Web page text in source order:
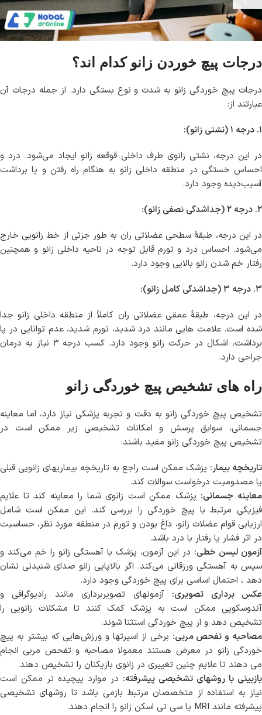
درجات پیچ خوردن زانو کدام اند؟
درجات پیچ خوردگی زانو به شدت و نوع بستگی دارد. از جمله درجات آن
عبارتند از:
۱. درجه ۱ (نشتی زانو):
در این درجه، نشتی زانوی طرف داخلی قوقعه زانو ایجاد می‌شود. درد و
احساس خستگی در منطقه داخلی زانو به هنگام راه رفتن و پا برداشت
آسیب‌دیده وجود دارد.
۲. درجه ۲ (جداشدگی نصفی زانو):
در این درجه، طبقهٔ سطحی عضلاتی ران به طور جزئی از خط زانویی خارج
می‌شود. احساس درد و تورم قابل توجه در ناحیه داخلی زانو و همچنین
رفتار خم شدن زانو بالایی وجود دارد.
۳. درجه ۳ (جداشدگی کامل زانو):
در این درجه، طبقهٔ عمقی عضلاتی ران کاملاً از منطقه داخلی زانو جدا
شده است. علامت هایی مانند درد شدید، تورم شدید، عدم توانایی در پا
برداشت، اشکال در حرکت زانو وجود دارد. کسب درجه ۳ نیاز به درمان
جراحی دارد.
راه های تشخیص پیچ خوردگی زانو
تشخیص پیچ خوردگی زانو به دقت و تجربه پزشکی نیاز دارد، اما معاینه
جسمانی، سوابق پرسش و امکانات تشخیصی زیر ممکن است در
تشخیص پیچ خوردگی زانو مفید باشند:
تاریخچه بیمار: پزشک ممکن است راجع به تاریخچه بیماریهای زانویی قبلی
یا مصدومیت درخواست سوالات کند.
معاینه جسمانی: پزشک ممکن است زانوی شما را معاینه کند تا علایم
فیزیکی مرتبط با پیچ خوردگی را بررسی کند. این ممکن است شامل
ارزیابی قوام عضلات زانو، داغ بودن و تورم در منطقه مورد نظر، حساسیت
در اثر فشار یا رفتار با درد باشد.
آزمون لیسن خطی: در این آزمون، پزشک با آهستگی زانو را خم می‌کند و
سپس به آهستگی ورزقانی می‌کند. اگر بالاپایی زانو صدای شنیدنی نشان
دهد ، احتمال اساسی برای پیچ خوردگی وجود دارد.
عکس برداری تصویری: آزمونهای تصویربرداری مانند رادیوگرافی و
آندوسکوپی ممکن است به پزشک کمک کنند تا مشکلات زانویی را
تشخیص دهد و از پیچ خوردگی استثنا شوند.
مصاحبه و تفحص مربی: برخی از اسپرتها و ورزش‌هایی که بیشتر به پیچ
خوردگی زانو در معرض هستند معمولا مصاحبه و تفحص مربی انجام
می دهند تا علایم چنین تغییری در زانوی بازیکنان را تشخیص دهند.
بازبینی با روشهای تشخیصی پیشرفته: در موارد پیچیده تر ممکن است
نیاز به استفاده از متخصصان مرتبط بازمی باشد تا روشهای تشخیصی
پیشرفته مانند MRI یا سی تی اسکن زانو را انجام دهند.